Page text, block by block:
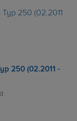
250 (02.2011 -